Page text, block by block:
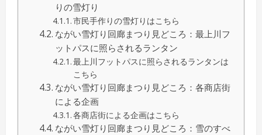
りの雪灯り
市民手作りの雪灯りはこちら
ながい雪灯り回廊まつり見どころ：最上川フ
ットパスに照らされるランタン
最上川フットパスに照らされるランタンは
こちら
ながい雪灯り回廊まつり見どころ：各商店街
による企画
各商店街による企画はこちら
ながい雪灯り回廊まつり見どころ：雪のすべ